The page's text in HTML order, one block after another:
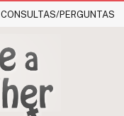
CONSULTAS/PERGUNTAS